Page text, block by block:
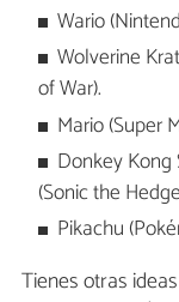
Wario
Wolverine
of War).
Mario (Super
Donkey Kong
(Sonic the
Pikachu
Tienes otras